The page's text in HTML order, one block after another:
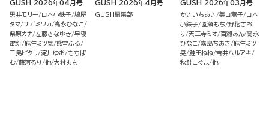
GUSH 2026年04月号
黒井モリー 山本小鉄子 鳩屋
タマ サガミワカ 高永ひなこ
栗原カナ 左藤さなゆき 早寝
電灯 麻生ミツ晃 熊雪ふる
三島ピタリ
淀川ゆお もちぱ
む 藤河るり 他 大村あも
GUSH 2026年4月号
GUSH編集部
GUSH 2026年03月号
かさいちあき 美山薫子 山本
小鉄子 園瀬もち 野花さお
り
天王寺ミオ 百瀬あん 高永
ひなこ 嘉島ちあき
麻生ミツ
晃 鮭田ねね 吉井ハルアキ
秋鮭こぐま 他